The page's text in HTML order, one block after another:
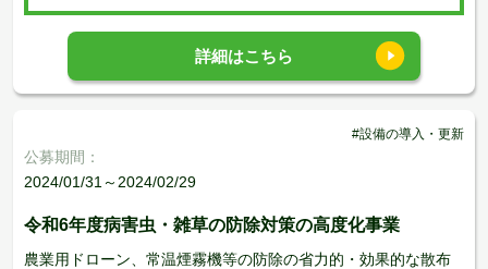
詳細はこちら
#設備の導入・更新
公募期間：
2024/01/31～2024/02/29
令和6年度病害虫・雑草の防除対策の高度化事業
農業用ドローン、常温煙霧機等の防除の省力的・効果的な散布